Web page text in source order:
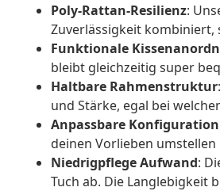
Poly-Rattan-Resilienz:
Zuverlässigkeit kombiniert,
Funktionale
bleibt gleichzeitig super
Haltbare Rahmenstruktur
und Stärke, egal bei
Anpassbare Konfiguration
deinen Vorlieben
Niedrigpflege Aufwand:
Tuch ab. Die Langlebigkeit